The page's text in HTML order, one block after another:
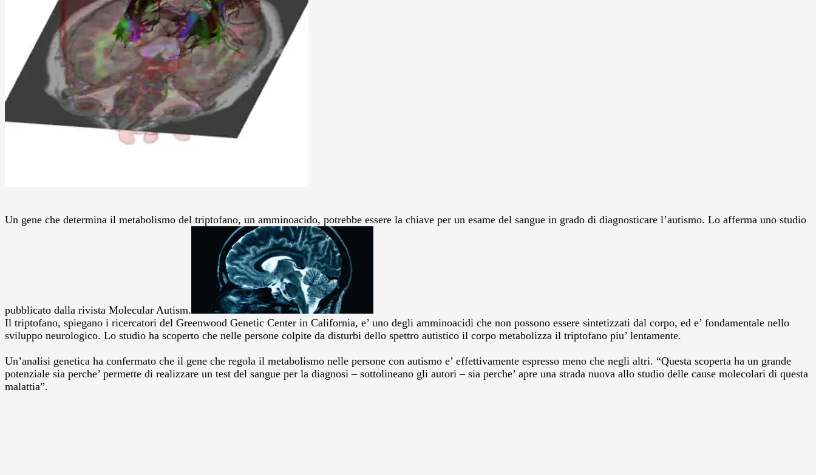
Un gene che determina il metabolismo del triptofano, un amminoacido, potrebbe essere la chiave per un esame del sangue in grado di diagnosticare l’autismo. Lo afferma uno studio
pubblicato dalla rivista Molecular Autism.
Il triptofano, spiegano i ricercatori del Greenwood Genetic Center in California, e’ uno degli amminoacidi che non possono essere sintetizzati dal corpo, ed e’ fondamentale nello
sviluppo neurologico. Lo studio ha scoperto che nelle persone colpite da disturbi dello spettro autistico il corpo metabolizza il triptofano piu’ lentamente.
Un’analisi genetica ha confermato che il gene che regola il metabolismo nelle persone con autismo e’ effettivamente espresso meno che negli altri. “Questa scoperta ha un grande
potenziale sia perche’ permette di realizzare un test del sangue per la diagnosi – sottolineano gli autori – sia perche’ apre una strada nuova allo studio delle cause molecolari di questa
malattia”.